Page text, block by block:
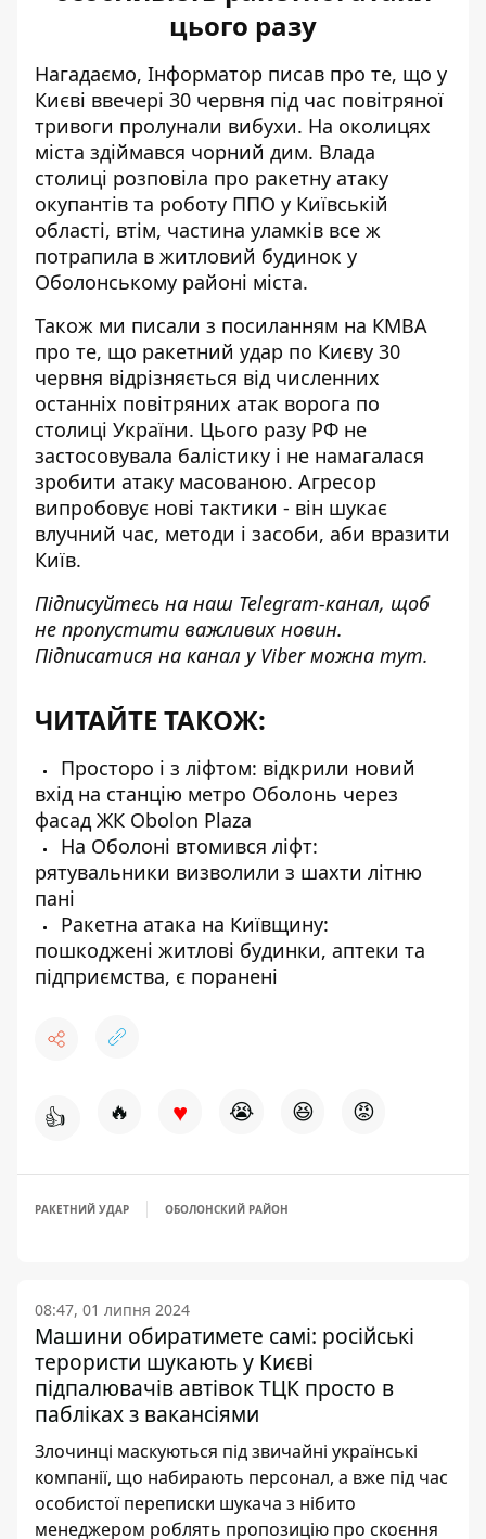
цього разу
Нагадаємо, Інформатор писав про те, що у
Києві ввечері 30 червня під час повітряної
тривоги пролунали вибухи. На околицях
міста здіймався чорний дим. Влада
столиці розповіла про ракетну атаку
окупантів та роботу ППО у Київській
області, втім, частина уламків все ж
потрапила в житловий будинок у
Оболонському районі міста.
Також ми писали з посиланням на КМВА
про те, що ракетний удар по Києву 30
червня відрізняється від численних
останніх повітряних атак ворога по
столиці України. Цього разу РФ не
застосовувала балістику і не намагалася
зробити атаку масованою. Агресор
випробовує нові тактики - він шукає
влучний час, методи і засоби, аби вразити
Київ.
Підписуйтесь на наш Telegram-канал, щоб
не пропустити важливих новин.
Підписатися на канал у Viber можна тут.
ЧИТАЙТЕ ТАКОЖ:
Просторо і з ліфтом: відкрили новий
вхід на станцію метро Оболонь через
фасад ЖК Obolon Plaza
На Оболоні втомився ліфт:
рятувальники визволили з шахти літню
пані
Ракетна атака на Київщину:
пошкоджені житлові будинки, аптеки та
підприємства, є поранені
👍 🔥 ♥ 😭 😆 😡
РАКЕТНИЙ УДАР ОБОЛОНСКИЙ РАЙОН
08:47, 01 липня 2024
Машини обиратимете самі: російські
терористи шукають у Києві
підпалювачів автівок ТЦК просто в
пабліках з вакансіями
Злочинці маскуються під звичайні українські
компанії, що набирають персонал, а вже під час
особистої переписки шукача з нібито
менеджером роблять пропозицію про скоєння